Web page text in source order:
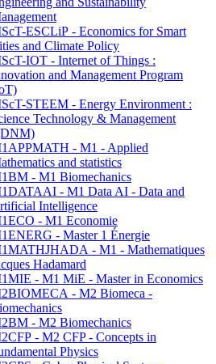
ESCLiP - Economics for Smart
and Climate Policy
IOT - Internet of Things :
and Management Program
STEEM - Energy Environment :
Technology & Management
- M1 - Applied
and statistics
- M1 Biomechanics
- M1 Data AI - Data and
Intelligence
- M1 Economie
- Master 1 Énergie
- M1 - Mathematiques
Hadamard
- M1 MiE - Master in Economics
- M2 Biomeca -
- M2 Biomechanics
- M2 CFP - Concepts in
Physics